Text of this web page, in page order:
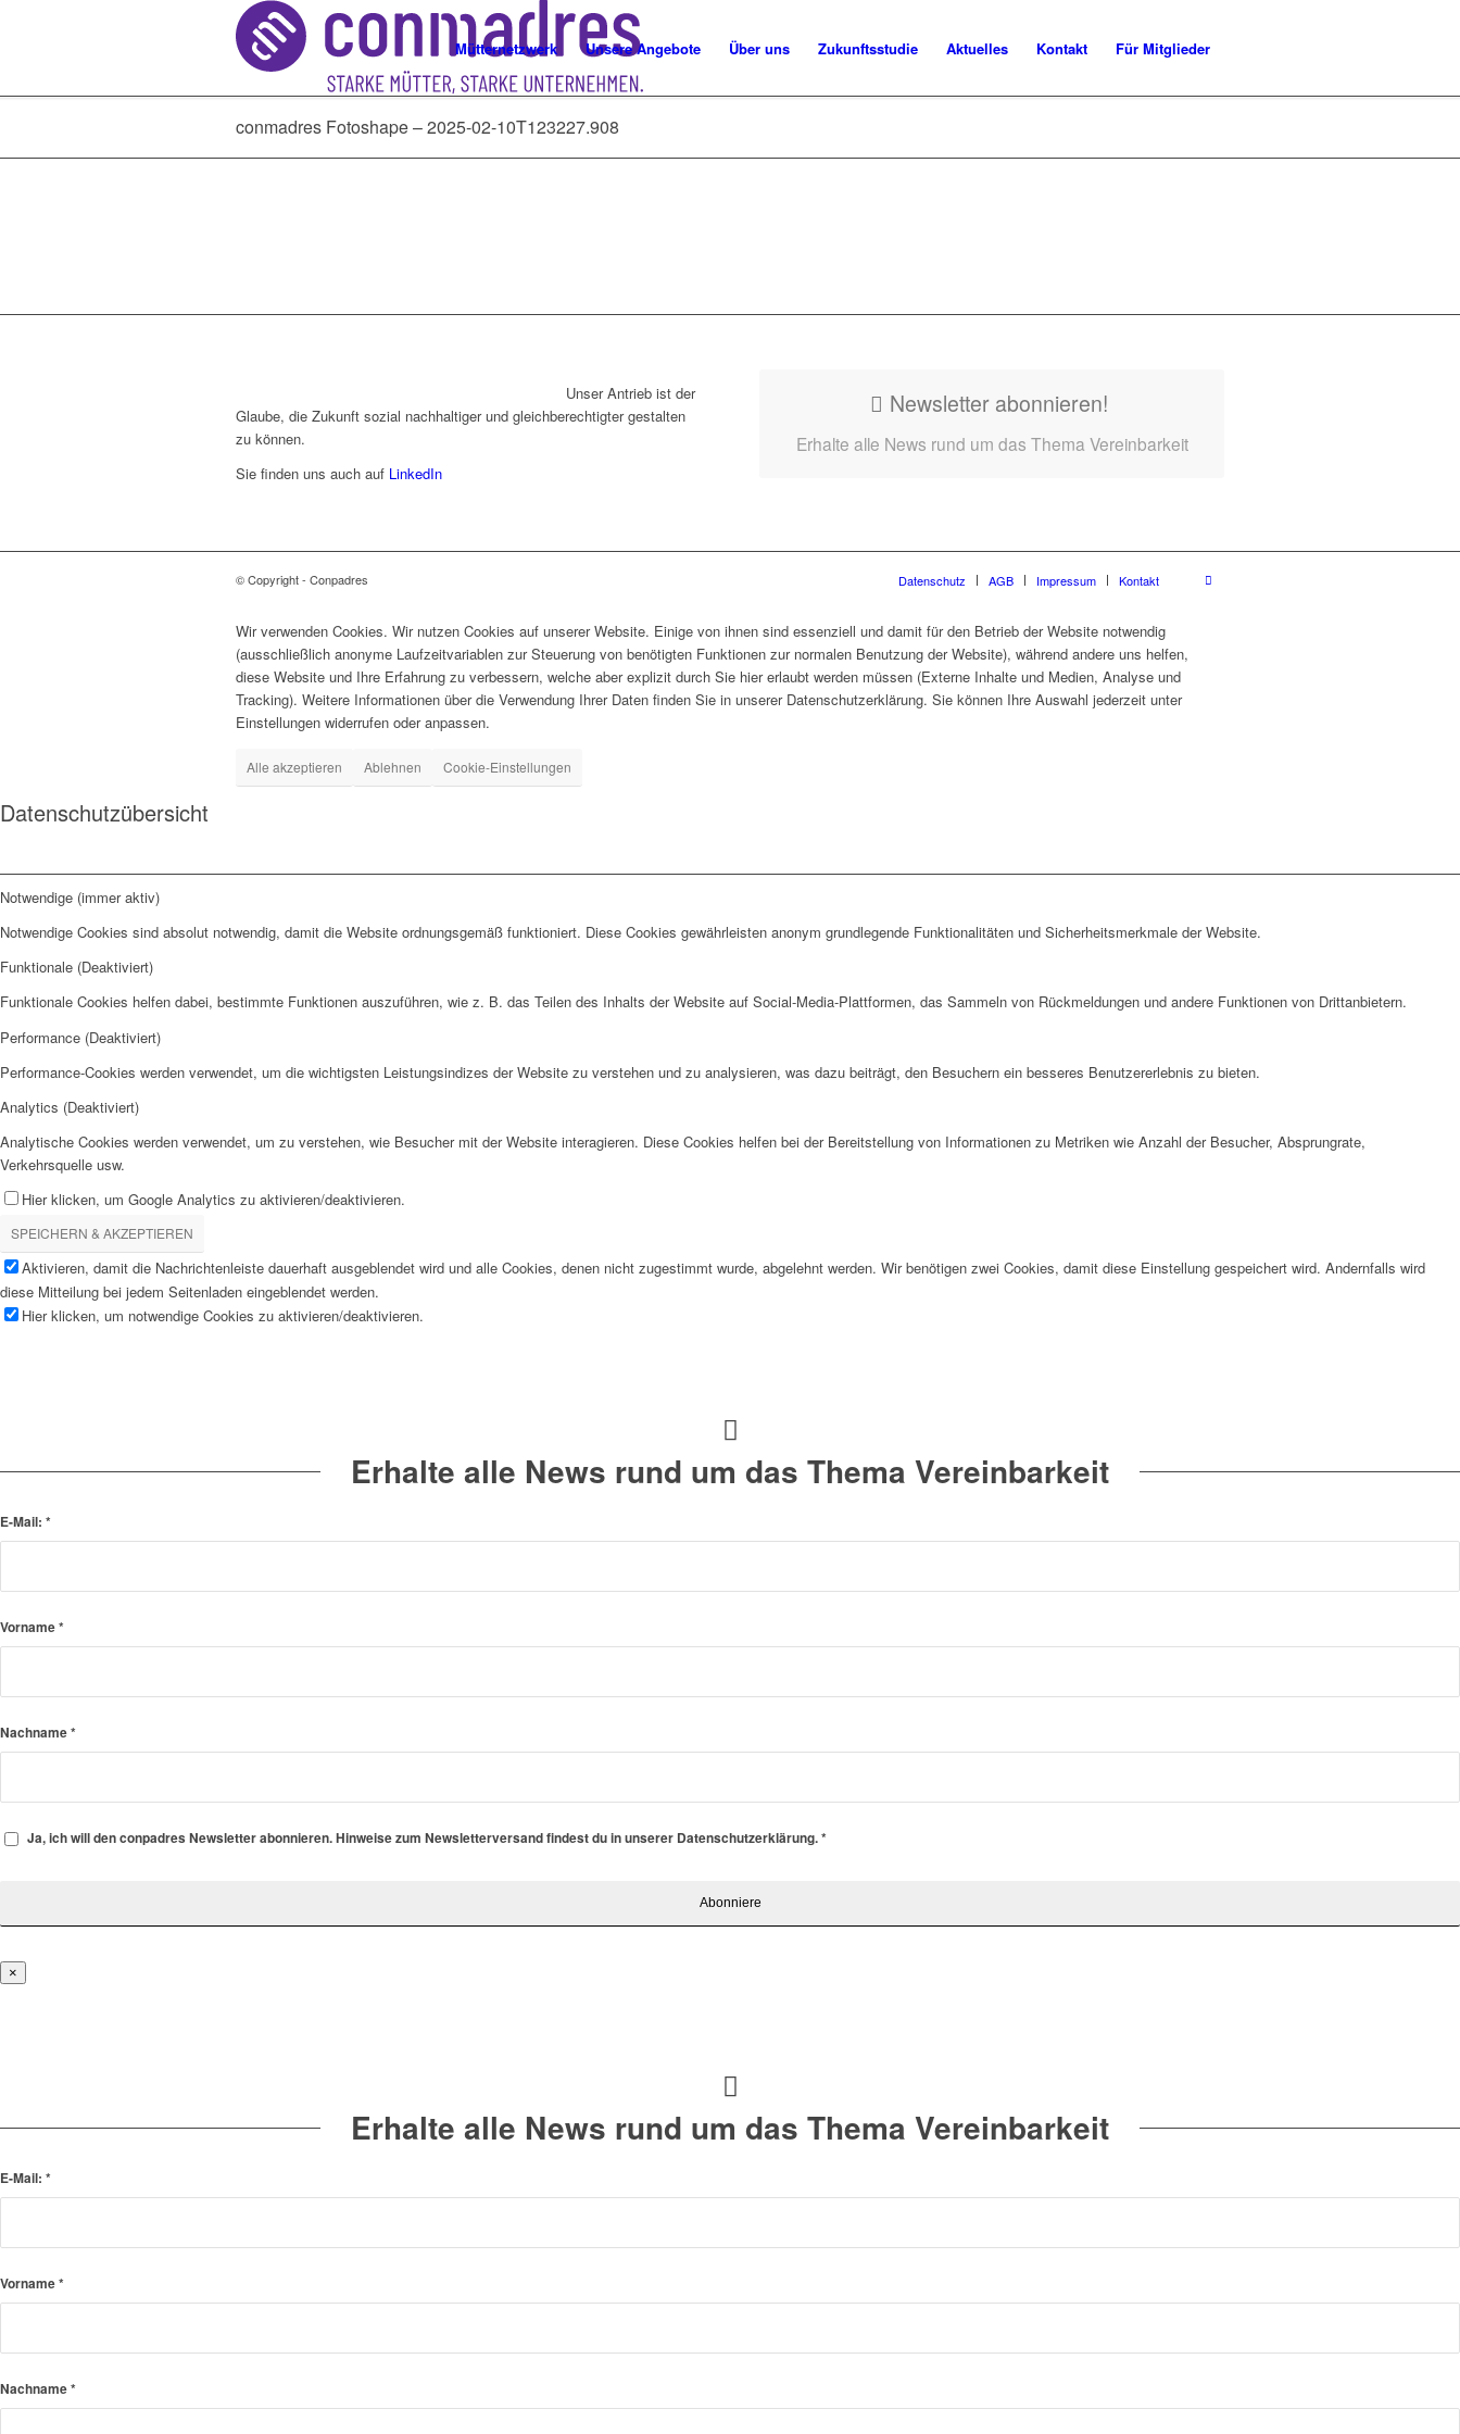
Mütternetzwerk Unsere Angebote Über uns Zukunftsstudie Aktuelles Kontakt Für Mitglieder
conmadres Fotoshape – 2025-02-10T123227.908
Unser Antrieb ist der
Glaube, die Zukunft sozial nachhaltiger und gleichberechtigter gestalten
zu können.
Sie finden uns auch auf LinkedIn
Newsletter abonnieren!
Erhalte alle News rund um das Thema Vereinbarkeit
© Copyright - Conpadres Datenschutz AGB Impressum Kontakt
Wir verwenden Cookies. Wir nutzen Cookies auf unserer Website. Einige von ihnen sind essenziell und damit für den Betrieb der Website notwendig
(ausschließlich anonyme Laufzeitvariablen zur Steuerung von benötigten Funktionen zur normalen Benutzung der Website), während andere uns helfen,
diese Website und Ihre Erfahrung zu verbessern, welche aber explizit durch Sie hier erlaubt werden müssen (Externe Inhalte und Medien, Analyse und
Tracking). Weitere Informationen über die Verwendung Ihrer Daten finden Sie in unserer Datenschutzerklärung. Sie können Ihre Auswahl jederzeit unter
Einstellungen widerrufen oder anpassen.
Alle akzeptieren Ablehnen Cookie-Einstellungen
Datenschutzübersicht
Notwendige (immer aktiv)
Notwendige Cookies sind absolut notwendig, damit die Website ordnungsgemäß funktioniert. Diese Cookies gewährleisten anonym grundlegende Funktionalitäten und Sicherheitsmerkmale der Website.
Funktionale (Deaktiviert)
Funktionale Cookies helfen dabei, bestimmte Funktionen auszuführen, wie z. B. das Teilen des Inhalts der Website auf Social-Media-Plattformen, das Sammeln von Rückmeldungen und andere Funktionen von Drittanbietern.
Performance (Deaktiviert)
Performance-Cookies werden verwendet, um die wichtigsten Leistungsindizes der Website zu verstehen und zu analysieren, was dazu beiträgt, den Besuchern ein besseres Benutzererlebnis zu bieten.
Analytics (Deaktiviert)
Analytische Cookies werden verwendet, um zu verstehen, wie Besucher mit der Website interagieren. Diese Cookies helfen bei der Bereitstellung von Informationen zu Metriken wie Anzahl der Besucher, Absprungrate,
Verkehrsquelle usw.
Hier klicken, um Google Analytics zu aktivieren/deaktivieren.
SPEICHERN & AKZEPTIEREN
Aktivieren, damit die Nachrichtenleiste dauerhaft ausgeblendet wird und alle Cookies, denen nicht zugestimmt wurde, abgelehnt werden. Wir benötigen zwei Cookies, damit diese Einstellung gespeichert wird. Andernfalls wird
diese Mitteilung bei jedem Seitenladen eingeblendet werden.
Hier klicken, um notwendige Cookies zu aktivieren/deaktivieren.
Erhalte alle News rund um das Thema Vereinbarkeit
E-Mail: *
Vorname*
Nachname*
Ja, ich will den conpadres Newsletter abonnieren. Hinweise zum Newsletterversand findest du in unserer Datenschutzerklärung.*
×
Erhalte alle News rund um das Thema Vereinbarkeit
E-Mail: *
Vorname*
Nachname*